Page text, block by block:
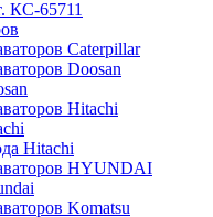
КС-65711
Caterpillar
Doosan
Hitachi
Hitachi
HYUNDAI
Komatsu